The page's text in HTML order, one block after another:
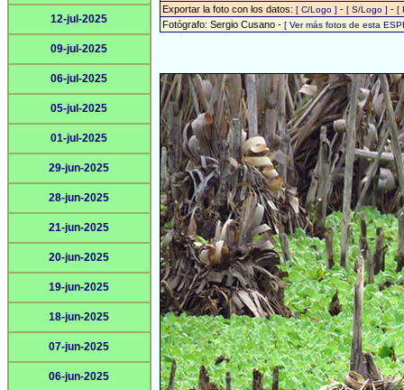
12-jul-2025
09-jul-2025
06-jul-2025
05-jul-2025
01-jul-2025
29-jun-2025
28-jun-2025
21-jun-2025
20-jun-2025
19-jun-2025
18-jun-2025
07-jun-2025
06-jun-2025
Exportar la foto con los datos: [ C/Logo ] - [ S/Logo ] - [
Fotógrafo: Sergio Cusano - [ Ver más fotos de esta